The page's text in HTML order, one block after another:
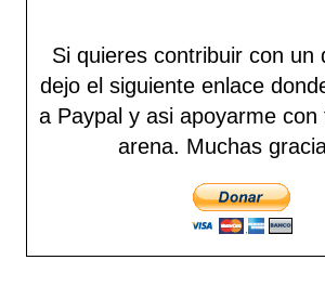
Si quieres contribuir con un
dejo el siguiente enlace
a Paypal y asi apoyarme
arena. Muchas